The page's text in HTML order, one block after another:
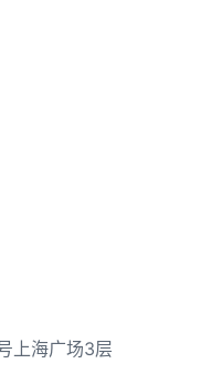
上海广场3层